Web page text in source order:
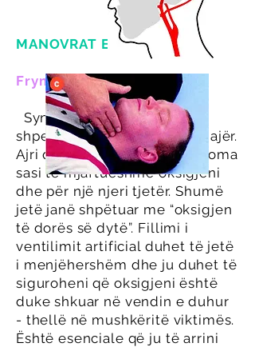
MANOVRAT E URGJENCËS
Frymëmarrja artificiale
Synimi i saj është që ti japi
shpejt viktimës furnizim me ajër.
Ajri që ju nxirrni jashtë ka akoma
sasi të mjaftueshme oksigjeni
dhe për një njeri tjetër. Shumë
jetë janë shpëtuar me “oksigjen
të dorës së dytë”. Fillimi i
ventilimit artificial duhet të jetë
i menjëhershëm dhe ju duhet të
siguroheni që oksigjeni është
duke shkuar në vendin e duhur
- thellë në mushkëritë viktimës.
Është esenciale që ju të arrini